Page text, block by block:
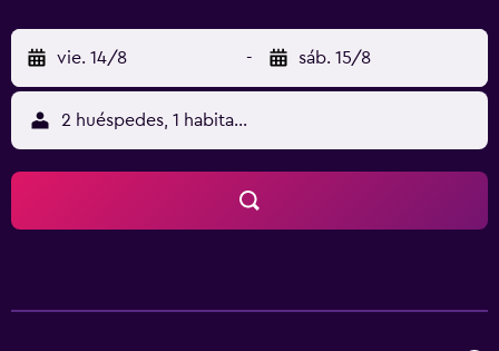
vie. 14/8 - sáb. 15/8
2 huéspedes, 1 habitación